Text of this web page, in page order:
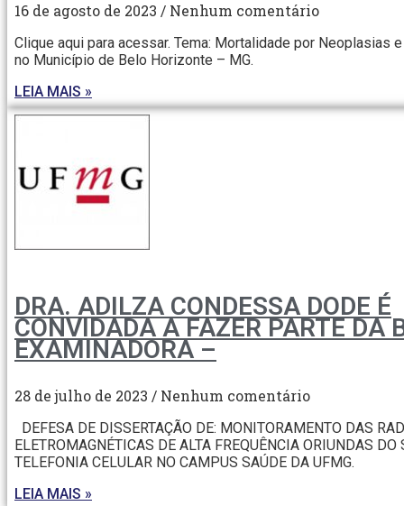
16 de agosto de 2023 Nenhum comentário
Clique aqui para acessar. Tema: Mortalidade por Neoplasias
no Município de Belo Horizonte – MG.
LEIA MAIS »
DRA. ADILZA CONDESSA DODE É
CONVIDADA A FAZER PARTE DA
EXAMINADORA –
28 de julho de 2023 Nenhum comentário
DEFESA DE DISSERTAÇÃO DE: MONITORAMENTO DAS
ELETROMAGNÉTICAS DE ALTA FREQUÊNCIA ORIUNDAS
TELEFONIA CELULAR NO CAMPUS SAÚDE DA UFMG.
LEIA MAIS »